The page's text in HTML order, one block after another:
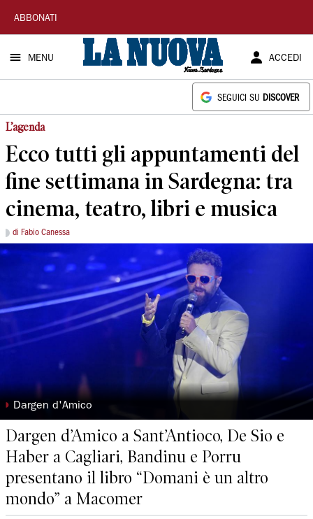
La
Nuova
Sardegna
ABBONATI
MENU ACCEDI
SEGUICI SU DISCOVER
L’agenda
Ecco tutti gli appuntamenti del
fine settimana in Sardegna: tra
cinema, teatro, libri e musica
di Fabio Canessa
◗ Dargen d'Amico
Dargen d’Amico a Sant’Antioco, De Sio e
Haber a Cagliari, Bandinu e Porru
presentano il libro “Domani è un altro
mondo” a Macomer